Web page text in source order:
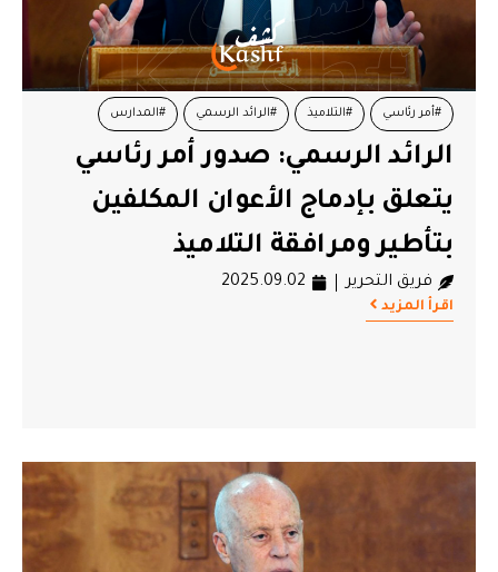
#أمر رئاسي #التلاميذ #الرائد الرسمي #المدارس
#رئاسة الجمهورية
الرائد الرسمي: صدور أمر رئاسي
يتعلق بإدماج الأعوان المكلفين
بتأطير ومرافقة التلاميذ
فريق التحرير 2025.09.02
اقرأ المزيد